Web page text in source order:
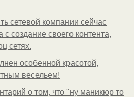
сетевой компании сейчас
создание своего контента,
сетях.
особенной красотой,
весельем!
о том, что "ну маникюр то